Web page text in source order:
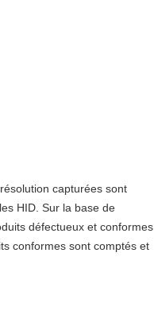
capturées sont
HID. Sur la base de
défectueux et conformes.
conformes sont comptés et